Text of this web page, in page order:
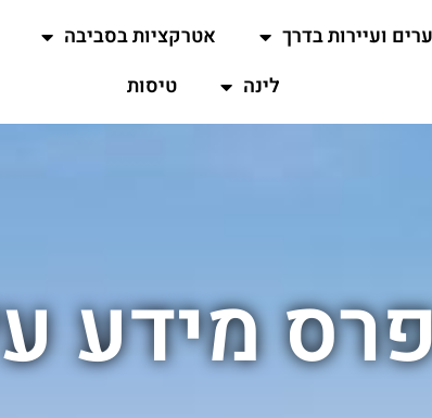
ערים ועיירות בדרך אטרקציות בסביבה
לינה
טיסות
מידע